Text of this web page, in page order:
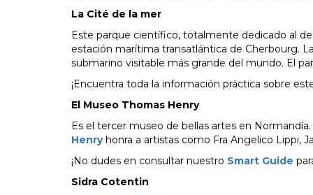
La Cité de la mer
Este parque científico, totalmente dedicado al
estación marítima transatlántica de Cherbourg.
submarino visitable más grande del mundo. El
¡Encuentra toda la información práctica sobre
El Museo Thomas Henry
Es el tercer museo de bellas artes en
Henryhonra a artistas como Fra Angelico Lippi,
¡No dudes en consultar nuestro Smart Guide
Sidra Cotentin